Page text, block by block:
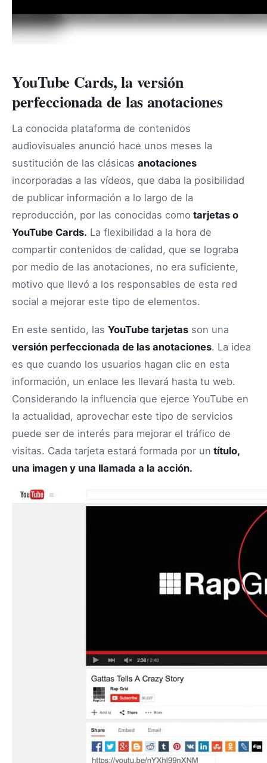
YouTube Cards, la versión
perfeccionada de las anotaciones
La conocida plataforma de contenidos
audiovisuales anunció hace unos meses la
sustitución de las clásicas anotaciones
incorporadas a las vídeos, que daba la posibilidad
de publicar información a lo largo de la
reproducción, por las conocidas como tarjetas o
YouTube Cards. La flexibilidad a la hora de
compartir contenidos de calidad, que se lograba
por medio de las anotaciones, no era suficiente,
motivo que llevó a los responsables de esta red
social a mejorar este tipo de elementos.
En este sentido, las YouTube tarjetas son una
versión perfeccionada de las anotaciones. La idea
es que cuando los usuarios hagan clic en esta
información, un enlace les llevará hasta tu web.
Considerando la influencia que ejerce YouTube en
la actualidad, aprovechar este tipo de servicios
puede ser de interés para mejorar el tráfico de
visitas. Cada tarjeta estará formada por un título,
una imagen y una llamada a la acción.